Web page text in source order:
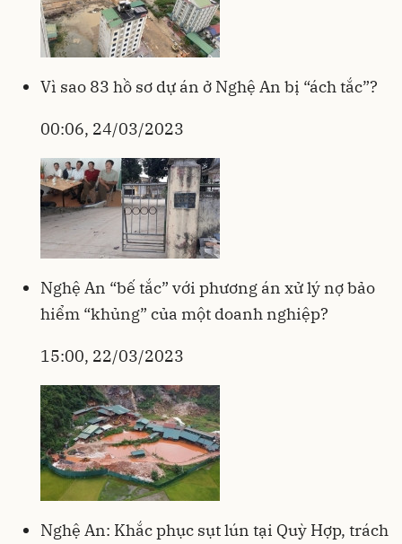
Vì sao 83 hồ sơ dự án ở Nghệ An bị “ách tắc”?
00:06, 24/03/2023
Nghệ An “bế tắc” với phương án xử lý nợ bảo
hiểm “khủng” của một doanh nghiệp?
15:00, 22/03/2023
Nghệ An: Khắc phục sụt lún tại Quỳ Hợp, trách